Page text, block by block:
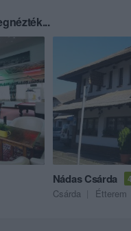
Nádas Csárda
Csárda Étterem